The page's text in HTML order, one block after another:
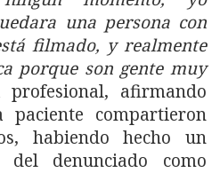
una persona con
filmado, y realmente
porque son gente muy
afirmando
compartieron
habiendo hecho un
denunciado como